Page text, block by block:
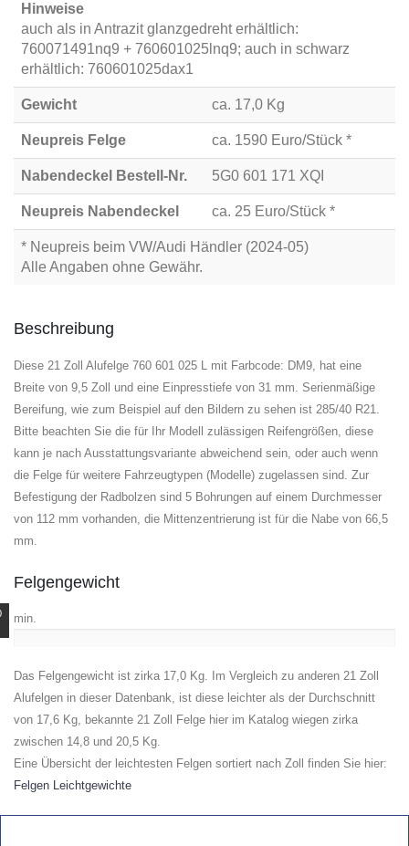
Hinweise
auch als in Antrazit glanzgedreht erhältlich:
760071491nq9 + 760601025lnq9; auch in schwarz
erhältlich: 760601025dax1
Gewicht ca. 17,0 Kg
Neupreis Felge ca. 1590 Euro/Stück *
Nabendeckel Bestell-Nr. 5G0 601 171 XQI
Neupreis Nabendeckel ca. 25 Euro/Stück *
* Neupreis beim VW/Audi Händler (2024-05)
Alle Angaben ohne Gewähr.
Beschreibung
Diese 21 Zoll Alufelge 760 601 025 L mit Farbcode: DM9, hat eine
Breite von 9,5 Zoll und eine Einpresstiefe von 31 mm. Serienmäßige
Bereifung, wie zum Beispiel auf den Bildern zu sehen ist 285/40 R21.
Bitte beachten Sie die für Ihr Modell zulässigen Reifengrößen, diese
kann je nach Ausstattungsvariante abweichend sein, oder auch wenn
die Felge für weitere Fahrzeugtypen (Modelle) zugelassen sind. Zur
Befestigung der Radbolzen sind 5 Bohrungen auf einem Durchmesser
von 112 mm vorhanden, die Mittenzentrierung ist für die Nabe von 66,5
mm.
Felgengewicht
min.
Das Felgengewicht ist zirka 17,0 Kg. Im Vergleich zu anderen 21 Zoll
Alufelgen in dieser Datenbank, ist diese leichter als der Durchschnitt
von 17,6 Kg, bekannte 21 Zoll Felge hier im Katalog wiegen zirka
zwischen 14,8 und 20,5 Kg.
Eine Übersicht der leichtesten Felgen sortiert nach Zoll finden Sie hier:
Felgen Leichtgewichte